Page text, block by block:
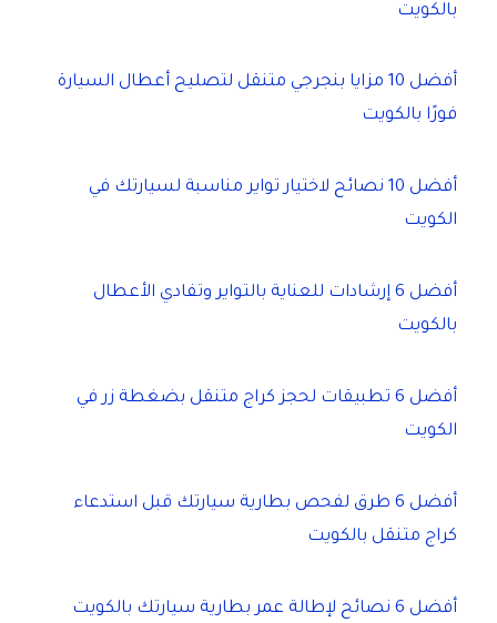
بالكويت
أفضل 10 مزايا بنجرجي متنقل لتصليح أعطال السيارة
فورًا بالكويت
أفضل 10 نصائح لاختيار تواير مناسبة لسيارتك في
الكويت
أفضل 6 إرشادات للعناية بالتواير وتفادي الأعطال
بالكويت
أفضل 6 تطبيقات لحجز كراج متنقل بضغطة زر في
الكويت
أفضل 6 طرق لفحص بطارية سيارتك قبل استدعاء
كراج متنقل بالكويت
أفضل 6 نصائح لإطالة عمر بطارية سيارتك بالكويت